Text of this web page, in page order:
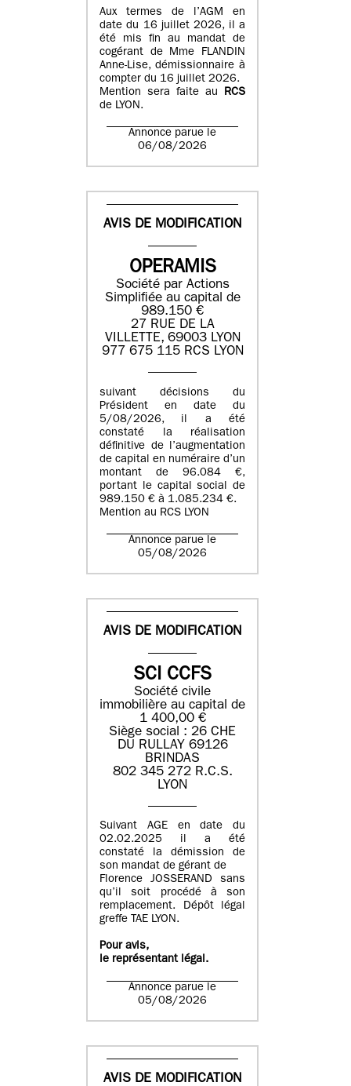
Aux termes de l’AGM en
date du 16 juillet 2026, il a
été mis fin au mandat de
cogérant de Mme FLANDIN
Anne-Lise, démissionnaire à
compter du 16 juillet 2026.
Mention sera faite au RCS
de LYON.
Annonce parue le
06/08/2026
AVIS DE MODIFICATION
OPERAMIS
Société par Actions
Simplifiée au capital de
989.150 €
27 RUE DE LA
VILLETTE, 69003 LYON
977 675 115 RCS LYON
suivant décisions du
Président en date du
5/08/2026, il a été
constaté la réalisation
définitive de l’augmentation
de capital en numéraire d’un
montant de 96.084 €,
portant le capital social de
989.150 € à 1.085.234 €.
Mention au RCS LYON
Annonce parue le
05/08/2026
AVIS DE MODIFICATION
SCI CCFS
Société civile
immobilière au capital de
1 400,00 €
Siège social : 26 CHE
DU RULLAY 69126
BRINDAS
802 345 272 R.C.S.
LYON
Suivant AGE en date du
02.02.2025 il a été
constaté la démission de
son mandat de gérant de
Florence JOSSERAND sans
qu’il soit procédé à son
remplacement. Dépôt légal
greffe TAE LYON.
Pour avis,
le représentant légal.
Annonce parue le
05/08/2026
AVIS DE MODIFICATION